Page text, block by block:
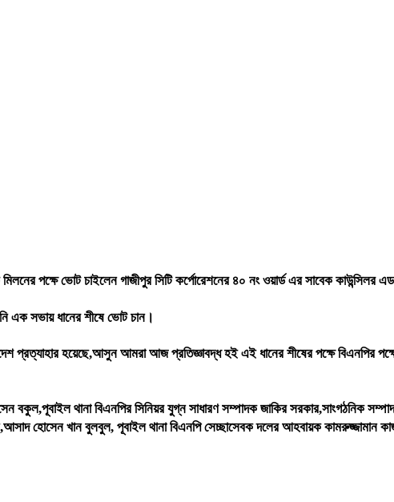
পক্ষে ভোট চাইলেন গাজীপুর সিটি কর্পোরেশনের ৪০ নং ওয়ার্ড এর সাবেক কাউন্সিলর
এক সভায় ধানের শীষে ভোট চান।
প্রত্যাহার হয়েছে,আসুন আমরা আজ প্রতিজ্ঞাবদ্ধ হই এই ধানের শীষের পক্ষে বিএনপির
বকুল,পূবাইল থানা বিএনপির সিনিয়র যুগ্ন সাধারণ সম্পাদক জাকির সরকার,সাংগঠনিক
হোসেন খান বুলবুল, পূবাইল থানা বিএনপি সেচ্ছাসেবক দলের আহবায়ক কামরুজ্জামান